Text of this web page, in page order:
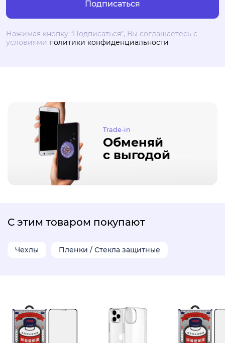
Нажимая кнопку “Подписаться”, Вы соглашаетесь с
условиями политики конфиденциальности
Trade-in
Обменяй
с выгодой
С этим товаром покупают
Чехлы Пленки / Стекла защитные